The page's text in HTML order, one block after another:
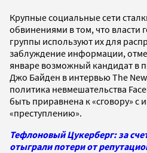
Крупные социальные сети
обвинениями в том, что власти
группы используют их для
заблуждение информации,
январе возможный кандидат в
Джо Байден в интервью The
политика невмешательства
быть приравнена к «сговору» с
«преступлению».
Тефлоновый Цукерберг: за
отыграли потери от